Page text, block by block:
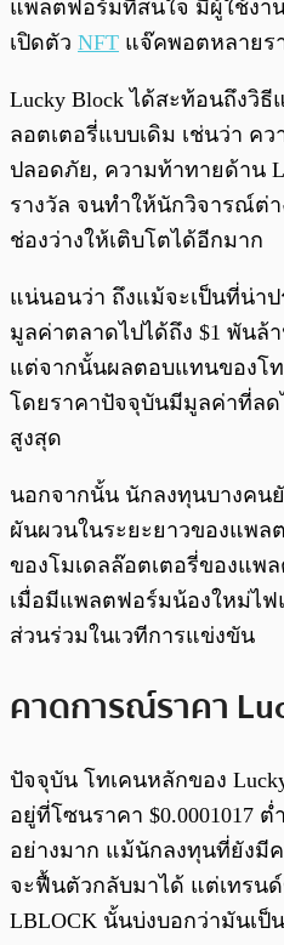
แพลตฟอร์มที่สนใจ มีผู้ใช้งาน
เปิดตัว NFT แจ๊คพอตหลายร
Lucky Block ได้สะท้อนถึงวิ
ลอตเตอรี่แบบเดิม เช่นว่า ค
ปลอดภัย, ความท้าทายด้าน
รางวัล จนทำให้นักวิจารณ์ต่
ช่องว่างให้เติบโตได้อีกมาก
แน่นอนว่า ถึงแม้จะเป็นที่น่าป
มูลค่าตลาดไปได้ถึง $1 พันล้
แต่จากนั้นผลตอบแทนของโ
โดยราคาปัจจุบันมีมูลค่าที่ลด
สูงสุด
นอกจากนั้น นักลงทุนบางคน
ผันผวนในระยะยาวของแพ
ของโมเดลล๊อตเตอรี่ของแพ
เมื่อมีแพลตฟอร์มน้องใหม่ไฟ
ส่วนร่วมในเวทีการแข่งขัน
คาดการณ์ราคา
ปัจจุบัน โทเคนหลักของ
อยู่ที่โซนราคา $0.0001017 ต่
อย่างมาก แม้นักลงทุนที่ยังมี
จะฟื้นตัวกลับมาได้ แต่เทรน
LBLOCK นั้นบ่งบอกว่ามันเป็